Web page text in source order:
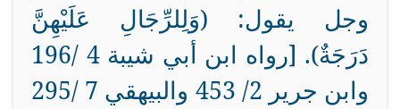
وجل يقول: (وَلِلرِّجَالِ عَلَيْهِنَّ
دَرَجَةٌ). [رواه ابن أبي شيبة 4 /196
وابن جرير 2/ 453 والبيهقي 7 /295